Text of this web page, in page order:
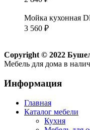
Мойка кухонная
3 560 ₽
Copyright © 2022
Мебель для дома в
Информация
Главная
Каталог мебели
Кухня